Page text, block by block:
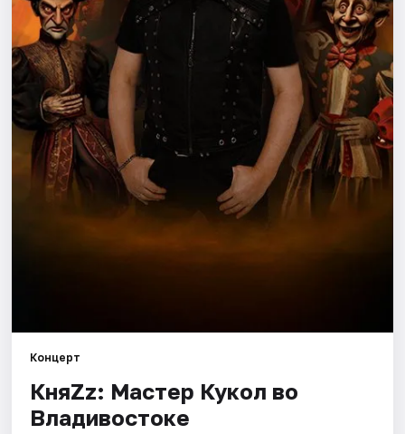
Площадки
Артисты
Рейтинги
Концерт
КняZz: Мастер Кукол во
Владивостоке